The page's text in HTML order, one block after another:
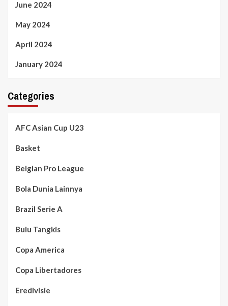
June 2024
May 2024
April 2024
January 2024
Categories
AFC Asian Cup U23
Basket
Belgian Pro League
Bola Dunia Lainnya
Brazil Serie A
Bulu Tangkis
Copa America
Copa Libertadores
Eredivisie